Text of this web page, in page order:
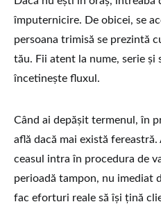
împuternicire. De obicei, se
persoana trimisă se prezintă
tău. Fii atent la nume, serie
încetinește fluxul.
Când ai depășit termenul, în
află dacă mai există
ceasul intra în procedura de
perioadă tampon, nu imediat
fac eforturi reale să își țină